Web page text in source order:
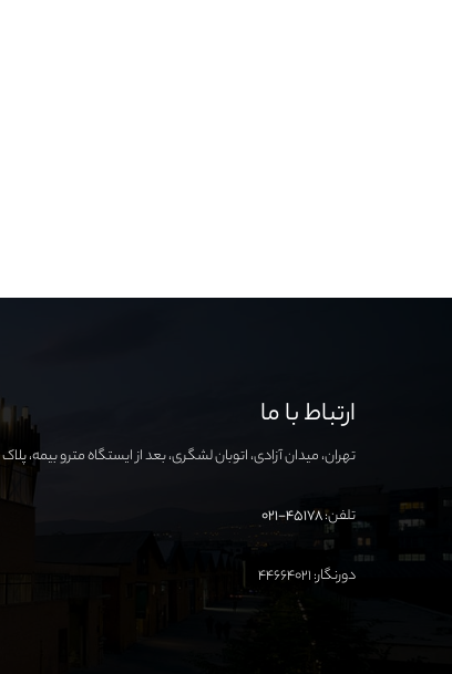
ارتباط با ما
تهران، میدان آزادی، اتوبان لشگری، بعد از ایستگاه مترو بیمه، پلاک ۳۱، کارخانه نوآوری آزادی
تلفن:۴۵۱۷۸-۰۲۱
دورنگار: ۴۴۶۶۴۰۲۱